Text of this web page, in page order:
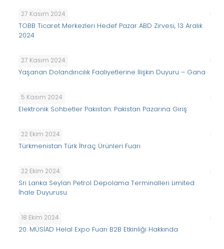
27 Kasım 2024
TOBB Ticaret Merkezleri Hedef Pazar ABD Zirvesi, 13 Aralık
2024
27 Kasım 2024
Yaşanan Dolandırıcılık Faaliyetlerine İlişkin Duyuru – Gana
5 Kasım 2024
Elektronik Sohbetler Pakistan: Pakistan Pazarına Giriş
22 Ekim 2024
Türkmenistan Türk İhraç Ürünleri Fuarı
22 Ekim 2024
Sri Lanka Seylan Petrol Depolama Terminalleri Limited
İhale Duyurusu
18 Ekim 2024
20. MÜSİAD Helal Expo Fuarı B2B Etkinliği Hakkında